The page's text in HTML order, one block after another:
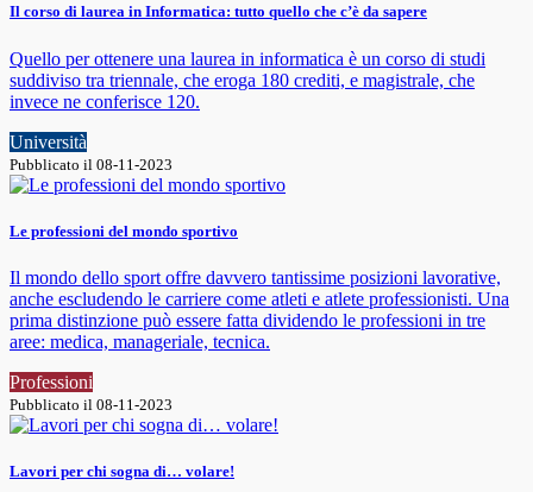
Il corso di laurea in Informatica: tutto quello che c’è da sapere
Quello per ottenere una laurea in informatica è un corso di studi
suddiviso tra triennale, che eroga 180 crediti, e magistrale, che
invece ne conferisce 120.
Università
Pubblicato il 08-11-2023
Le professioni del mondo sportivo
Il mondo dello sport offre davvero tantissime posizioni lavorative,
anche escludendo le carriere come atleti e atlete professionisti. Una
prima distinzione può essere fatta dividendo le professioni in tre
aree: medica, manageriale, tecnica.
Professioni
Pubblicato il 08-11-2023
Lavori per chi sogna di… volare!